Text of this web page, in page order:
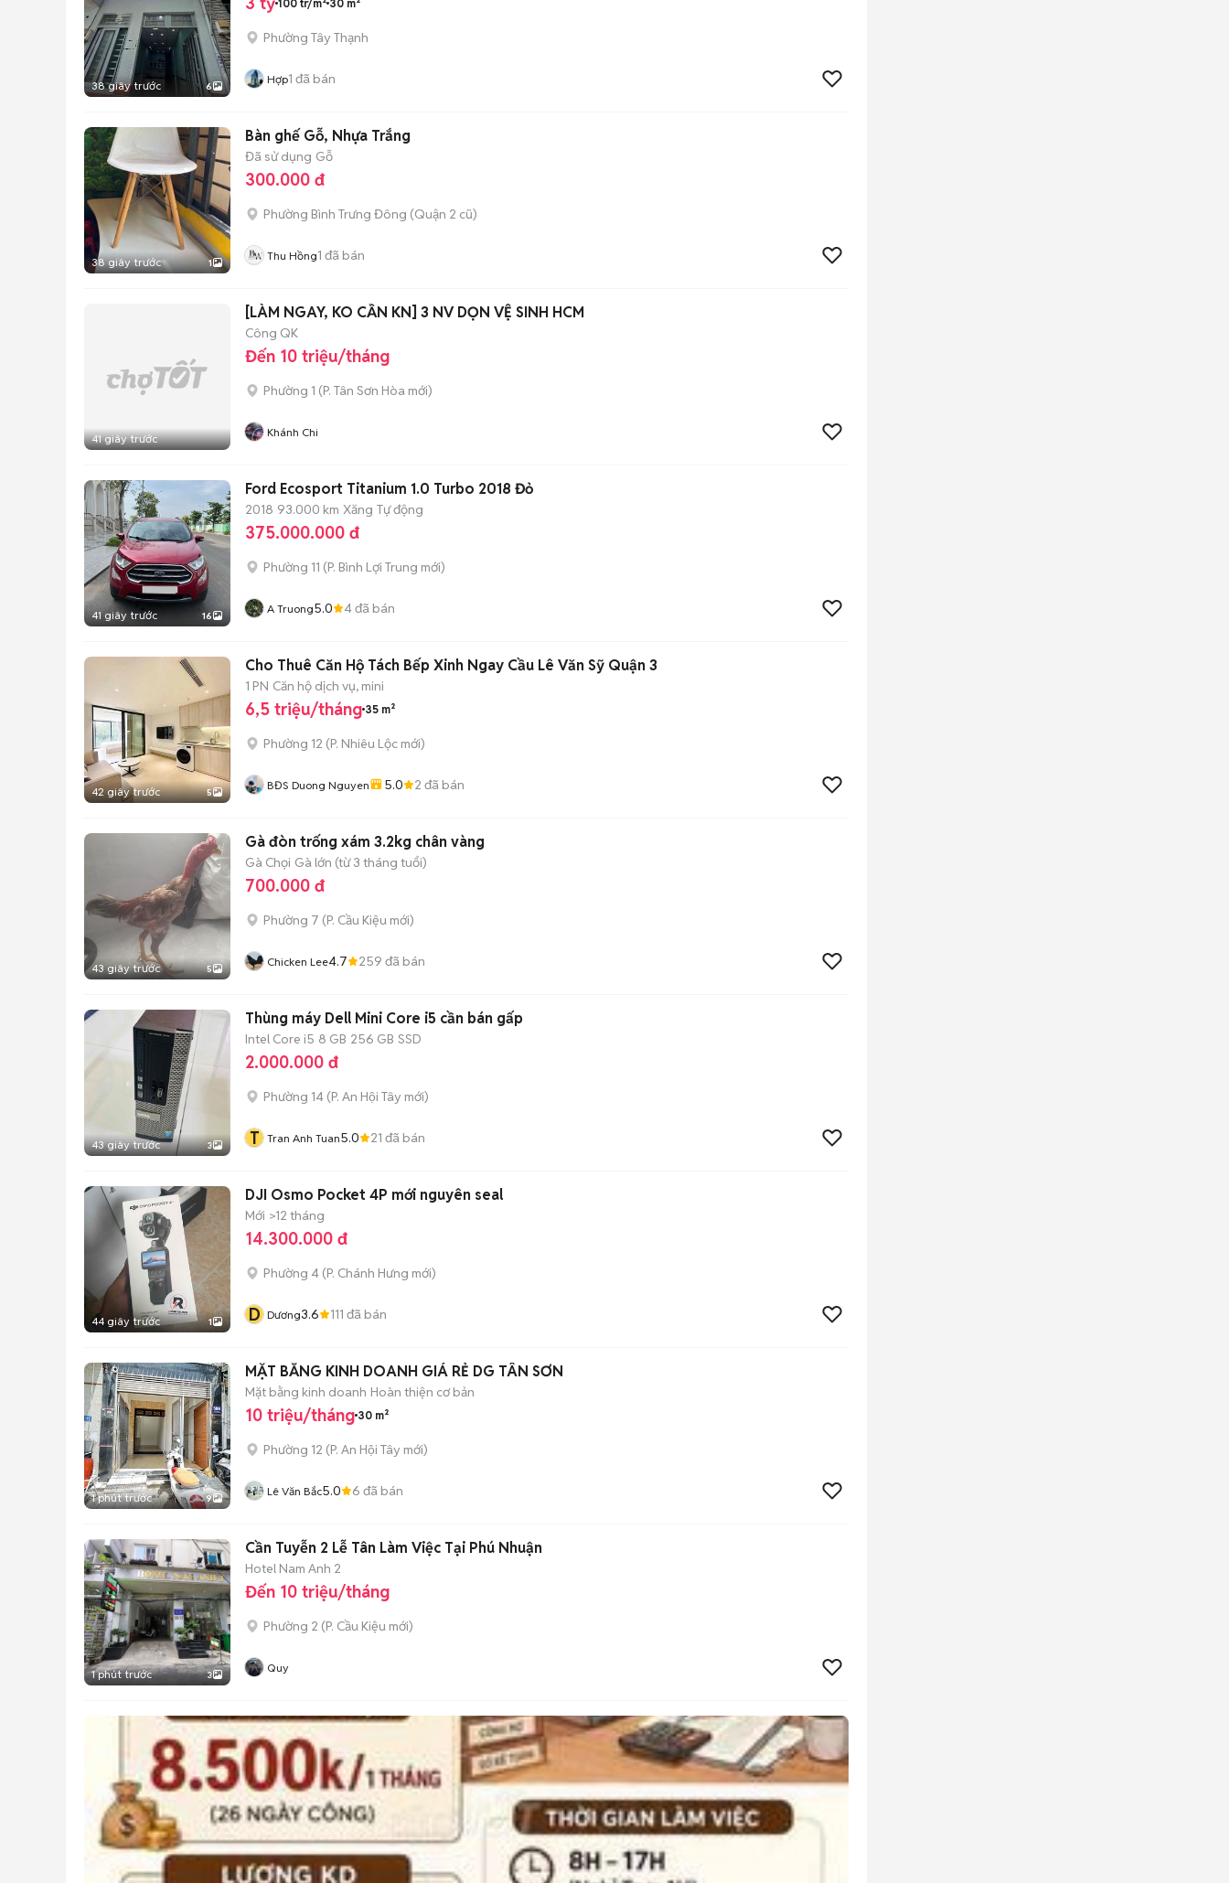
38 giây trước 6
100 tr/m² 30 m²
Phường Tây Thạnh
Hợp1 đã bán
38 giây trước 1
Bàn ghế Gỗ, Nhựa Trắng
Đã sử dụng Gỗ
300.000 đ
Phường Bình Trưng Đông (Quận 2 cũ)
Thu Hồng1 đã bán
41 giây trước
[LÀM NGAY, KO CẦN KN] 3 NV DỌN VỆ SINH HCM
Công QK
Đến 10 triệu/tháng
Phường 1 (P. Tân Sơn Hòa mới)
Khánh Chi
41 giây trước 16
Ford Ecosport Titanium 1.0 Turbo 2018 Đỏ
2018 93.000 km Xăng Tự động
375.000.000 đ
Phường 11 (P. Bình Lợi Trung mới)
A Truong5.0 4đã bán
42 giây trước 5
Cho Thuê Căn Hộ Tách Bếp Xinh Ngay Cầu Lê Văn Sỹ Quận 3
1 PN Căn hộ dịch vụ, mini
6,5 triệu/tháng 35 m²
Phường 12 (P. Nhiêu Lộc mới)
BĐS Duong Nguyen 5.0 2 đã bán
43 giây trước 5
Gà đòn trống xám 3.2kg chân vàng
Gà Chọi Gà lớn (từ 3 tháng tuổi)
700.000 đ
Phường 7 (P. Cầu Kiệu mới)
Chicken Lee4.7 259 đã bán
43 giây trước 3
Thùng máy Dell Mini Core i5 cần bán gấp
Intel Core i5 8 GB 256 GB SSD
2.000.000 đ
Phường 14 (P. An Hội Tây mới)
T Tran Anh Tuan5.0 21 đã bán
44 giây trước 1
DJI Osmo Pocket 4P mới nguyên seal
Mới >12 tháng
14.300.000 đ
Phường 4 (P. Chánh Hưng mới)
D Dương3.6 111 đã bán
1 phút trước 9
MẶT BẰNG KINH DOANH GIÁ RẺ DG TÂN SƠN
Mặt bằng kinh doanh Hoàn thiện cơ bản
10 triệu/tháng 30 m²
Phường 12 (P. An Hội Tây mới)
Lê Văn Bắc5.0 6 đã bán
1 phút trước 3
Cần Tuyễn 2 Lễ Tân Làm Việc Tại Phú Nhuận
Hotel Nam Anh 2
Đến 10 triệu/tháng
Phường 2 (P. Cầu Kiệu mới)
Quy